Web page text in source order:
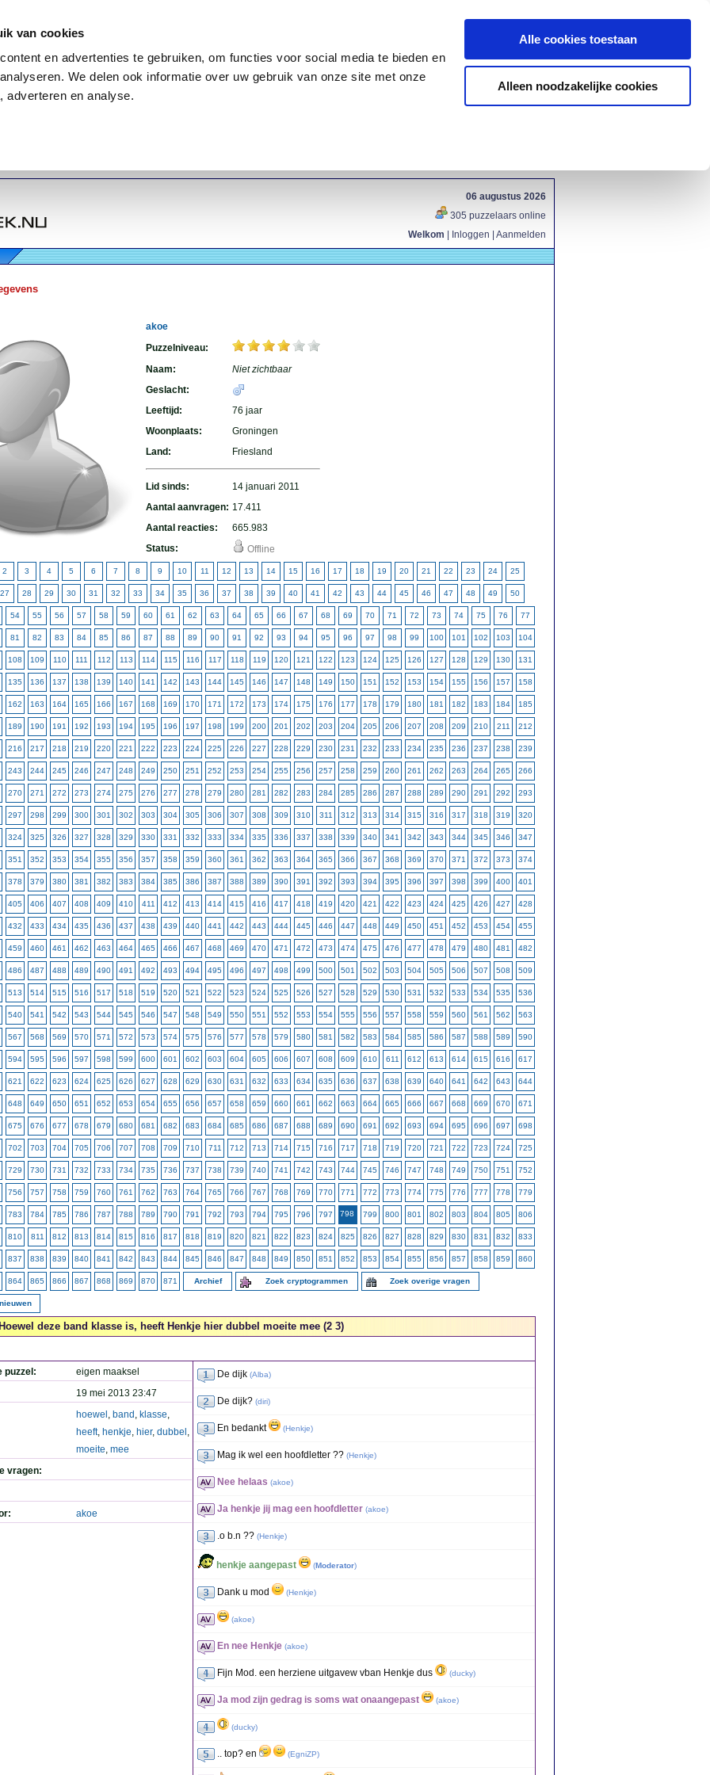
van cookies
en advertenties te gebruiken, om functies voor social media te bieden en
We delen ook informatie over uw gebruik van onze site met onze
adverteren en analyse.
Alle cookies toestaan
Alleen noodzakelijke cookies
06 augustus 2026
305 puzzelaars online
Welkom
Inloggen Aanmelden
akoe
Puzzelniveau:
Naam:
Niet zichtbaar
Geslacht:
Leeftijd:
76 jaar
Woonplaats:
Groningen
Land:
Friesland
Lid sinds:
14 januari 2011
Aantal aanvragen: 17.411
Aantal reacties:
665.983
Status:
Offline
2 3 4 5 6 7 8 9 10 11 12 13 14 15 16 17 18 19 20 21 22 23 24 25
27 28 29 30 31 32 33 34 35 36 37 38 39 40 41 42 43 44 45 46 47 48 49 50
54 55 56 57 58 59 60 61 62 63 64 65 66 67 68 69 70 71 72 73 74 75 76 77
81 82 83 84 85 86 87 88 89 90 91 92 93 94 95 96 97 98 99 100 101 102 103 104
108 109 110 111 112 113 114 115 116 117 118 119 120 121 122 123 124 125 126 127 128 129 130 131
135 136 137 138 139 140 141 142 143 144 145 146 147 148 149 150 151 152 153 154 155 156 157 158
162 163 164 165 166 167 168 169 170 171 172 173 174 175 176 177 178 179 180 181 182 183 184 185
189 190 191 192 193 194 195 196 197 198 199 200 201 202 203 204 205 206 207 208 209 210 211 212
216 217 218 219 220 221 222 223 224 225 226 227 228 229 230 231 232 233 234 235 236 237 238 239
243 244 245 246 247 248 249 250 251 252 253 254 255 256 257 258 259 260 261 262 263 264 265 266
270 271 272 273 274 275 276 277 278 279 280 281 282 283 284 285 286 287 288 289 290 291 292 293
297 298 299 300 301 302 303 304 305 306 307 308 309 310 311 312 313 314 315 316 317 318 319 320
324 325 326 327 328 329 330 331 332 333 334 335 336 337 338 339 340 341 342 343 344 345 346 347
351 352 353 354 355 356 357 358 359 360 361 362 363 364 365 366 367 368 369 370 371 372 373 374
378 379 380 381 382 383 384 385 386 387 388 389 390 391 392 393 394 395 396 397 398 399 400 401
405 406 407 408 409 410 411 412 413 414 415 416 417 418 419 420 421 422 423 424 425 426 427 428
432 433 434 435 436 437 438 439 440 441 442 443 444 445 446 447 448 449 450 451 452 453 454 455
459 460 461 462 463 464 465 466 467 468 469 470 471 472 473 474 475 476 477 478 479 480 481 482
486 487 488 489 490 491 492 493 494 495 496 497 498 499 500 501 502 503 504 505 506 507 508 509
513 514 515 516 517 518 519 520 521 522 523 524 525 526 527 528 529 530 531 532 533 534 535 536
540 541 542 543 544 545 546 547 548 549 550 551 552 553 554 555 556 557 558 559 560 561 562 563
567 568 569 570 571 572 573 574 575 576 577 578 579 580 581 582 583 584 585 586 587 588 589 590
594 595 596 597 598 599 600 601 602 603 604 605 606 607 608 609 610 611 612 613 614 615 616 617
621 622 623 624 625 626 627 628 629 630 631 632 633 634 635 636 637 638 639 640 641 642 643 644
648 649 650 651 652 653 654 655 656 657 658 659 660 661 662 663 664 665 666 667 668 669 670 671
675 676 677 678 679 680 681 682 683 684 685 686 687 688 689 690 691 692 693 694 695 696 697 698
702 703 704 705 706 707 708 709 710 711 712 713 714 715 716 717 718 719 720 721 722 723 724 725
729 730 731 732 733 734 735 736 737 738 739 740 741 742 743 744 745 746 747 748 749 750 751 752
756 757 758 759 760 761 762 763 764 765 766 767 768 769 770 771 772 773 774 775 776 777 778 779
783 784 785 786 787 788 789 790 791 792 793 794 795 796 797 798 799 800 801 802 803 804 805 806
810 811 812 813 814 815 816 817 818 819 820 821 822 823 824 825 826 827 828 829 830 831 832 833
837 838 839 840 841 842 843 844 845 846 847 848 849 850 851 852 853 854 855 856 857 858 859 860
864 865 866 867 868 869 870 871 Archief Zoek cryptogrammen Zoek overige vragen
deze band klasse is, heeft Henkje hier dubbel moeite mee (2 3)
puzzel:
eigen maaksel
19 mei 2013 23:47
hoewel , band , klasse,
heeft, henkje, hier, dubbel ,
moeite, mee
vragen:
akoe
De dijk (Alba)
De dijk? (diri)
En bedankt (Henkje)
Mag ik wel een hoofdletter ?? (Henkje)
Nee helaas (akoe)
Ja henkje jij mag een hoofdletter (akoe)
.o b.n ?? (Henkje)
henkje aangepast (Moderator)
Dank u mod (Henkje)
(akoe)
En nee Henkje (akoe)
Fijn Mod. een herziene uitgavew vban Henkje dus (ducky)
Ja mod zijn gedrag is soms wat onaangepast (akoe)
(ducky)
.. top? en (EgniZP)